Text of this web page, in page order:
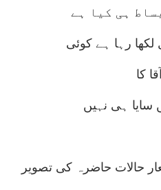
ہی کیا ہے
رہا ہے کوئی
کا
سایا ہی نہیں
حالات حاضرہ کی تصویر